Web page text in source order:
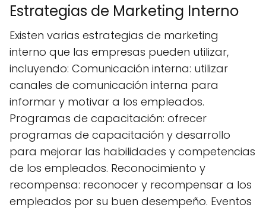
Estrategias de Marketing Interno
Existen varias estrategias de marketing
interno que las empresas pueden utilizar,
incluyendo: Comunicación interna: utilizar
canales de comunicación interna para
informar y motivar a los empleados.
Programas de capacitación: ofrecer
programas de capacitación y desarrollo
para mejorar las habilidades y competencias
de los empleados. Reconocimiento y
recompensa: reconocer y recompensar a los
empleados por su buen desempeño. Eventos